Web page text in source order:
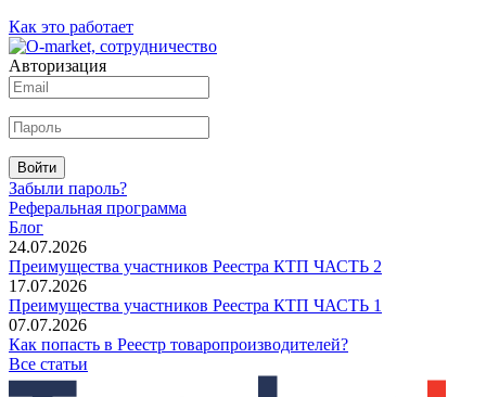
Как это работает
Авторизация
Войти
Забыли пароль?
Реферальная программа
Блог
24.07.2026
Преимущества участников Реестра КТП ЧАСТЬ 2
17.07.2026
Преимущества участников Реестра КТП ЧАСТЬ 1
07.07.2026
Как попасть в Реестр товаропроизводителей?
Все статьи